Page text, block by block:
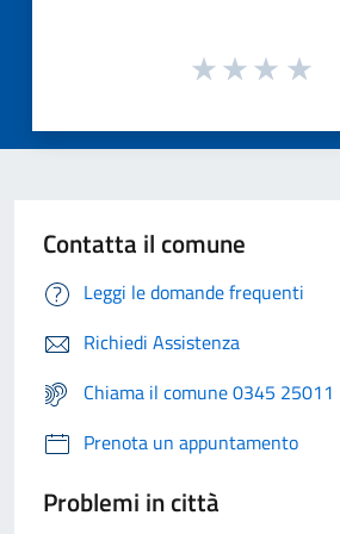
Contatta il comune
Leggi le domande frequenti
Richiedi Assistenza
Chiama il comune 0345 25011
Prenota un appuntamento
Problemi in città